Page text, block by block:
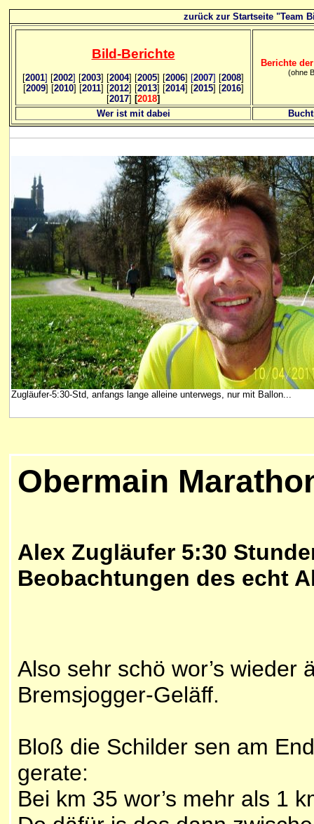
zurück zur Startseite "Team
Bild-Berichte
[2001] [2002] [2003] [2004] [2005] [2006] [2007] [2008]
[2009] [2010] [2011] [2012] [2013] [2014] [2015] [2016]
[2017] [2018]
Berichte
(ohne
Wer ist mit dabei
Zugläufer-5:30-Std, anfangs lange alleine unterwegs, nur mit Ballon...
Obermain
Alex Zugläufer 5:30
Beobachtungen des echt
Also sehr schö wor’s wieder
Bremsjogger-Geläff.
Bloß die Schilder sen am
gerate:
Bei km 35 wor’s mehr als 1